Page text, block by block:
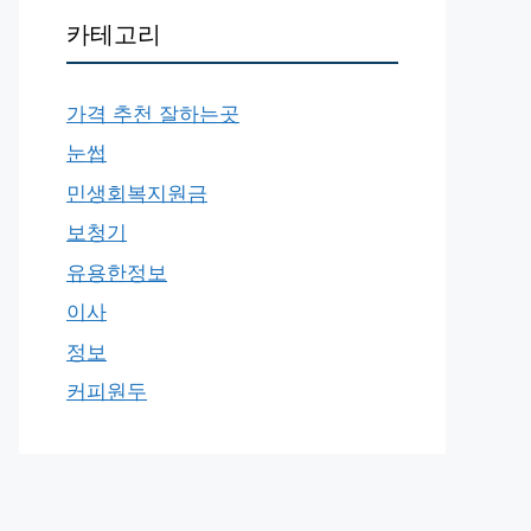
카테고리
가격 추천 잘하는곳
눈썹
민생회복지원금
보청기
유용한정보
이사
정보
커피원두